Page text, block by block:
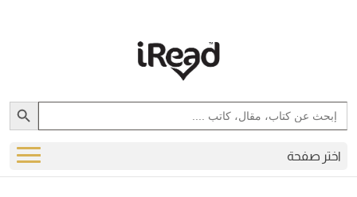
Search
for:
Search Button
اختر صفحة